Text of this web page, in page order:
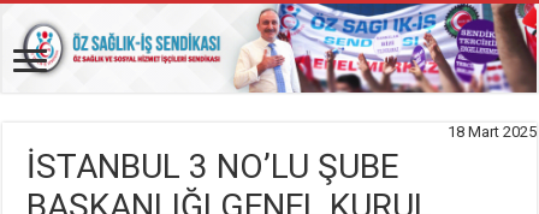
18 Mart 2025
İSTANBUL 3 NO’LU ŞUBE